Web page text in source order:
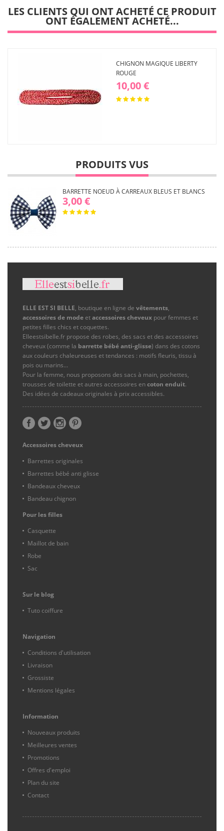
d'envies
LES CLIENTS QUI ONT ACHETÉ CE PRODUIT
ONT ÉGALEMENT ACHETÉ...
CHIGNON MAGIQUE LIBERTY
ROUGE
10,00 €
PRODUITS VUS
BARRETTE NOEUD À CARREAUX BLEUS ET BLANCS
3,00 €
ELLE EST SI BELLE, boutique en ligne de vêtements,
accessoires de mode etaccessoires cheveux pour femmes et
petites filles chics et coquettes.
Elleestsibelle.fr propose des robes, des sacs et des accessoires
cheveux (comme la barrette bébé anti-glisse) dans des cotons
aux couleurs chaleureuses et tendances : motifs fleuris, tissu à
pois ou marins…
Pour la femme, nous proposons des sacs à main, pochettes,
trousses de toilette et autres accessoires encoton enduit.
Des idées de cadeaux originales à prix accessibles.
Accessoires cheveux
Barrettes originales
Barrettes bébé anti glisse
Bandeaux cheveux
Bandeau chignon
Pour les filles
Casquette
Maillot de bain
Robe
Sac
Sur le blog
Tuto coiffure
Navigation
Conditions d'utilisation
Livraison
Grossiste
Mentions légales
Information
Nouveaux produits
Meilleures ventes
Promotions
Offres d'emploi
Plan du site
Contact